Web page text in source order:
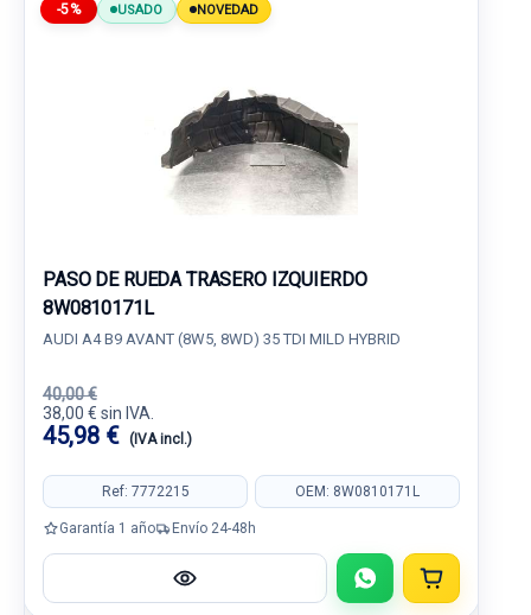
-5% USADO NOVEDAD
PASO DE RUEDA TRASERO IZQUIERDO
8W0810171L
AUDI A4 B9 AVANT (8W5, 8WD) 35 TDI MILD HYBRID
40,00 €
38,00 € sin IVA.
45,98 € (IVA incl.)
Ref: 7772215 OEM: 8W0810171L
Garantía 1 año Envío 24-48h